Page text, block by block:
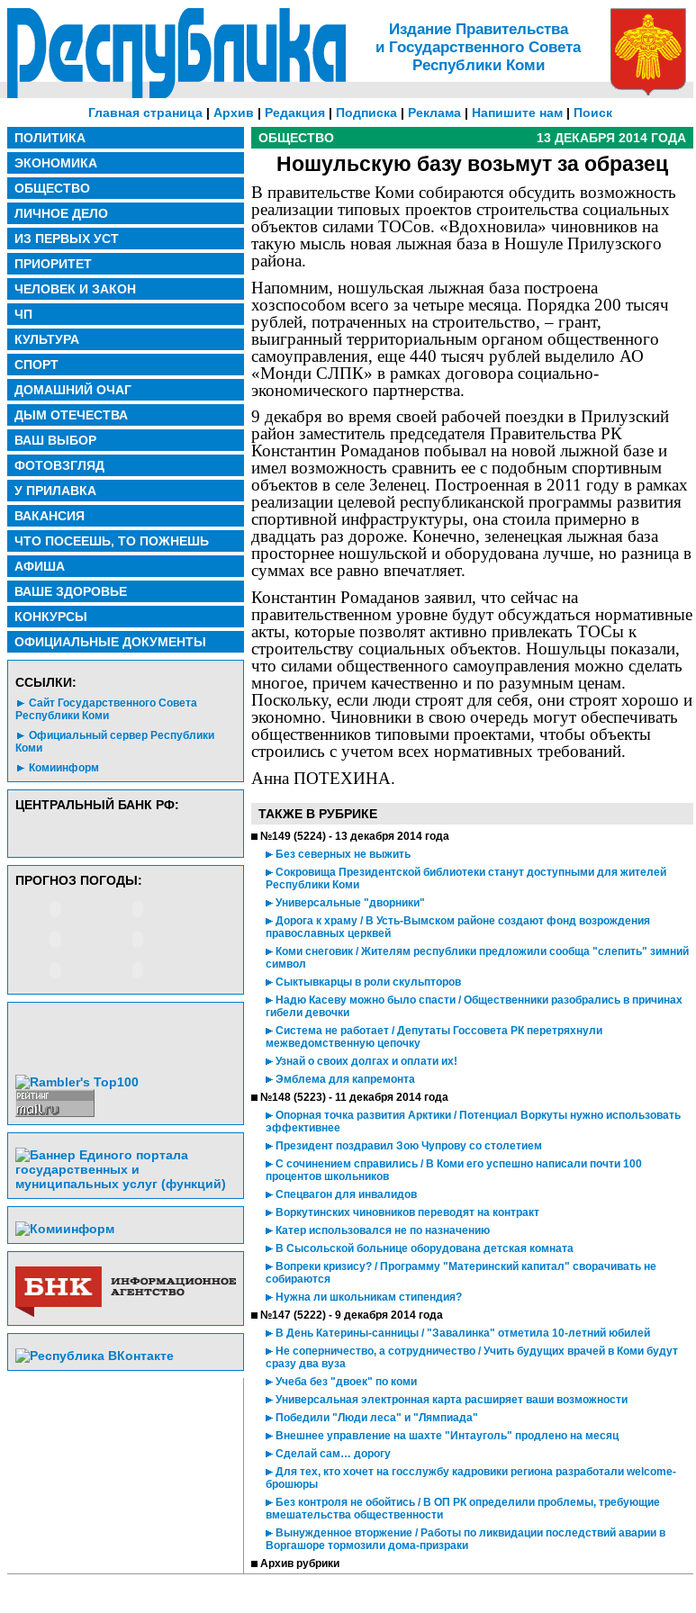
Издание Правительства
и Государственного Совета
Республики Коми
Главная страница | Архив | Редакция | Подписка | Реклама | Напишите нам | Поиск
ПОЛИТИКА
ЭКОНОМИКА
ОБЩЕСТВО
ЛИЧНОЕ ДЕЛО
ИЗ ПЕРВЫХ УСТ
ПРИОРИТЕТ
ЧЕЛОВЕК И ЗАКОН
ЧП
КУЛЬТУРА
СПОРТ
ДОМАШНИЙ ОЧАГ
ДЫМ ОТЕЧЕСТВА
ВАШ ВЫБОР
ФОТОВЗГЛЯД
У ПРИЛАВКА
ВАКАНСИЯ
ЧТО ПОСЕЕШЬ, ТО ПОЖНЕШЬ
АФИША
ВАШЕ ЗДОРОВЬЕ
КОНКУРСЫ
ОФИЦИАЛЬНЫЕ ДОКУМЕНТЫ
CСЫЛКИ:
Сайт Государственного Совета
Республики Коми
Официальный сервер Республики
Коми
Комиинформ
ЦЕНТРАЛЬНЫЙ БАНК РФ:
ПРОГНОЗ ПОГОДЫ:
ОБЩЕСТВО 13 ДЕКАБРЯ 2014 ГОДА
Ношульскую базу возьмут за образец
В правительстве Коми собираются обсудить возможность
реализации типовых проектов строительства социальных
объектов силами ТОСов. «Вдохновила» чиновников на
такую мысль новая лыжная база в Ношуле Прилузского
района.
Напомним, ношульская лыжная база построена
хозспособом всего за четыре месяца. Порядка 200 тысяч
рублей, потраченных на строительство, – грант,
выигранный территориальным органом общественного
самоуправления, еще 440 тысяч рублей выделило АО
«Монди СЛПК» в рамках договора социально-
экономического партнерства.
9 декабря во время своей рабочей поездки в Прилузский
район заместитель председателя Правительства РК
Константин Ромаданов побывал на новой лыжной базе и
имел возможность сравнить ее с подобным спортивным
объектов в селе Зеленец. Построенная в 2011 году в рамках
реализации целевой республиканской программы развития
спортивной инфраструктуры, она стоила примерно в
двадцать раз дороже. Конечно, зеленецкая лыжная база
просторнее ношульской и оборудована лучше, но разница в
суммах все равно впечатляет.
Константин Ромаданов заявил, что сейчас на
правительственном уровне будут обсуждаться нормативные
акты, которые позволят активно привлекать ТОСы к
строительству социальных объектов. Ношульцы показали,
что силами общественного самоуправления можно сделать
многое, причем качественно и по разумным ценам.
Поскольку, если люди строят для себя, они строят хорошо и
экономно. Чиновники в свою очередь могут обеспечивать
общественников типовыми проектами, чтобы объекты
строились с учетом всех нормативных требований.
Анна ПОТЕХИНА.
ТАКЖЕ В РУБРИКЕ
№149 (5224) - 13 декабря 2014 года
Без северных не выжить
Сокровища Президентской библиотеки станут доступными для жителей
Республики Коми
Универсальные "дворники"
Дорога к храму / В Усть-Вымском районе создают фонд возрождения
православных церквей
Коми снеговик / Жителям республики предложили сообща "слепить" зимний
символ
Сыктывкарцы в роли скульпторов
Надю Касеву можно было спасти / Общественники разобрались в причинах
гибели девочки
Система не работает / Депутаты Госсовета РК перетряхнули
межведомственную цепочку
Узнай о своих долгах и оплати их!
Эмблема для капремонта
№148 (5223) - 11 декабря 2014 года
Опорная точка развития Арктики / Потенциал Воркуты нужно использовать
эффективнее
Президент поздравил Зою Чупрову со столетием
С сочинением справились / В Коми его успешно написали почти 100
процентов школьников
Спецвагон для инвалидов
Воркутинских чиновников переводят на контракт
Катер использовался не по назначению
В Сысольской больнице оборудована детская комната
Вопреки кризису? / Программу "Материнский капитал" сворачивать не
собираются
Нужна ли школьникам стипендия?
№147 (5222) - 9 декабря 2014 года
В День Катерины-санницы / "Завалинка" отметила 10-летний юбилей
Не соперничество, а сотрудничество / Учить будущих врачей в Коми будут
сразу два вуза
Учеба без "двоек" по коми
Универсальная электронная карта расширяет ваши возможности
Победили "Люди леса" и "Лямпиада"
Внешнее управление на шахте "Интауголь" продлено на месяц
Сделай сам… дорогу
Для тех, кто хочет на госслужбу кадровики региона разработали welcome-
брошюры
Без контроля не обойтись / В ОП РК определили проблемы, требующие
вмешательства общественности
Вынужденное вторжение / Работы по ликвидации последствий аварии в
Воргашоре тормозили дома-призраки
Архив рубрики